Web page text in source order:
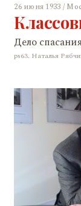
26 июня 1933 /
Дело
ps63. Наталья